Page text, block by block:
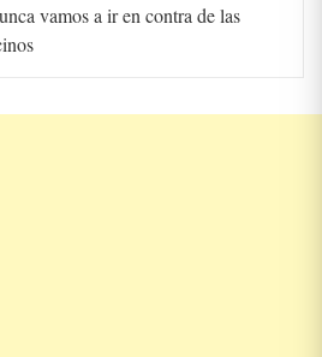
vamos a ir en contra de las